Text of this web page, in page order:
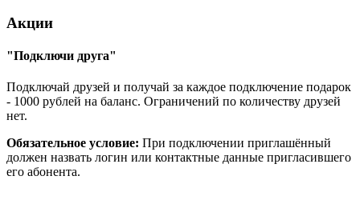
Акции
"Подключи друга"
Подключай друзей и получай за каждое подключение подарок
- 1000 рублей на баланс. Ограничений по количеству друзей
нет.
Обязательное условие: При подключении приглашённый
должен назвать логин или контактные данные пригласившего
его абонента.